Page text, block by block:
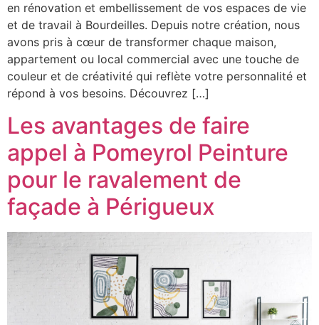
en rénovation et embellissement de vos espaces de vie
et de travail à Bourdeilles. Depuis notre création, nous
avons pris à cœur de transformer chaque maison,
appartement ou local commercial avec une touche de
couleur et de créativité qui reflète votre personnalité et
répond à vos besoins. Découvrez […]
Les avantages de faire
appel à Pomeyrol Peinture
pour le ravalement de
façade à Périgueux